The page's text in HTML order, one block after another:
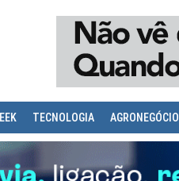
TECNOLOGIA AGRONEGÓCIO